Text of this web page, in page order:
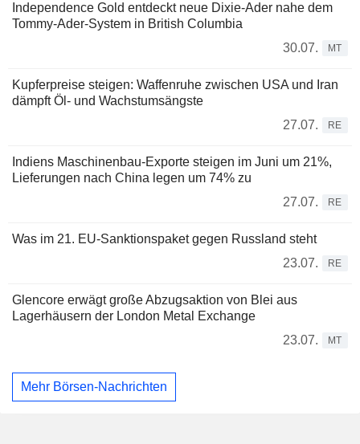
Independence Gold entdeckt neue Dixie-Ader nahe dem
Tommy-Ader-System in British Columbia
30.07.
MT
Kupferpreise steigen: Waffenruhe zwischen USA und Iran
dämpft Öl- und Wachstumsängste
27.07.
RE
Indiens Maschinenbau-Exporte steigen im Juni um 21%,
Lieferungen nach China legen um 74% zu
27.07.
RE
Was im 21. EU-Sanktionspaket gegen Russland steht
23.07.
RE
Glencore erwägt große Abzugsaktion von Blei aus
Lagerhäusern der London Metal Exchange
23.07.
MT
Mehr Börsen-Nachrichten